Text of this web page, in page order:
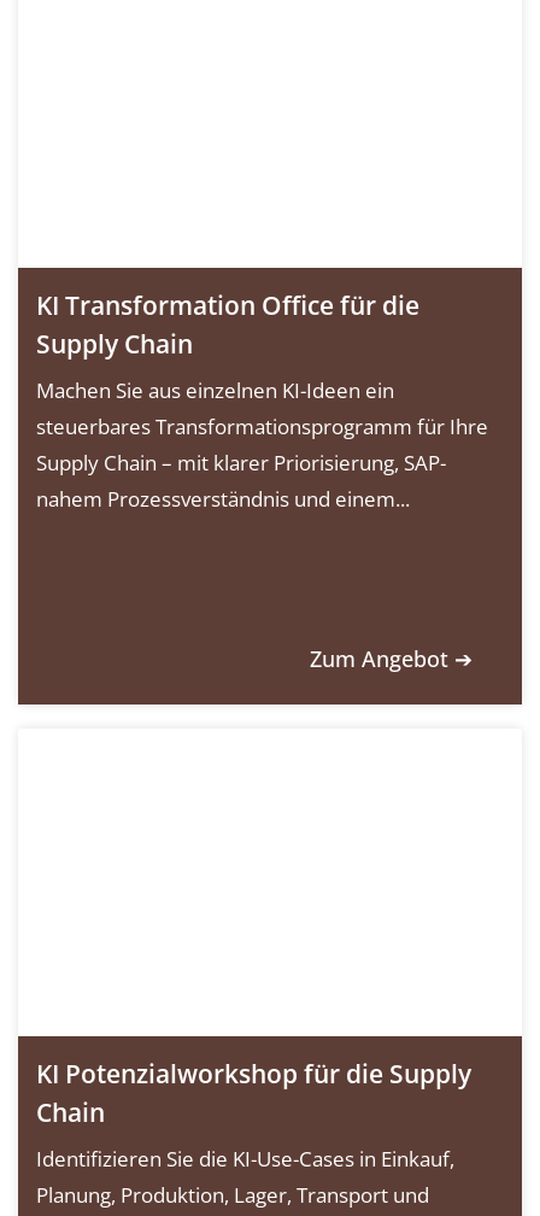
KI Transformation Office für die
Supply Chain
Machen Sie aus einzelnen KI-Ideen ein
steuerbares Transformationsprogramm für Ihre
Supply Chain – mit klarer Priorisierung, SAP-
nahem Prozessverständnis und einem...
Zum Angebot ➔
KI Potenzialworkshop für die Supply
Chain
Identifizieren Sie die KI-Use-Cases in Einkauf,
Planung, Produktion, Lager, Transport und